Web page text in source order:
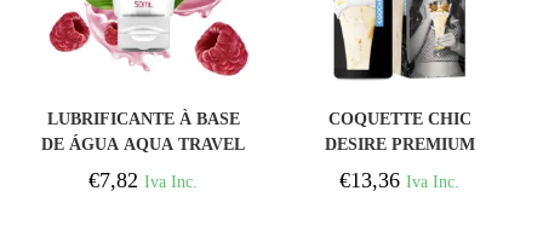
COMPRAR
LUBRIFICANTE À BASE
DE ÁGUA AQUA TRAVEL
SABOR DE FRAMBOESA
SELVAGEM – 50 ML
€7,82 Iva Inc.
COQUETTE CHIC
DESIRE PREMIUM
EXPERIENCE 100ML
VEGAN LUBES
€13,36 Iva Inc.